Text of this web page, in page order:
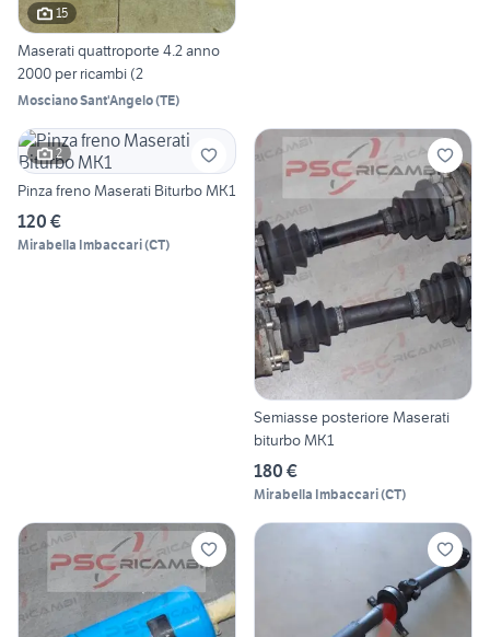
15
Maserati quattroporte 4.2 anno
2000 per ricambi (2
Mosciano Sant'Angelo(TE)
2
Pinza freno Maserati Biturbo MK1
120 €
Mirabella Imbaccari(CT)
Semiasse posteriore Maserati
biturbo MK1
180 €
Mirabella Imbaccari(CT)